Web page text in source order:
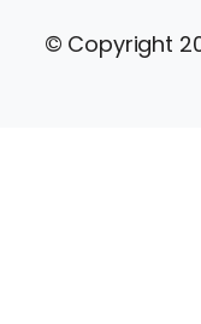
© Copyright